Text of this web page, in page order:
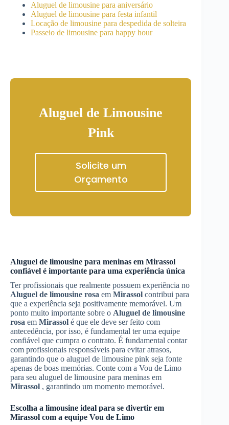
Aluguel de limousine para aniversário
Aluguel de limousine para festa infantil
Locação de limousine para despedida de solteira
Passeio de limousine para happy hour
Aluguel de Limousine
Pink
Solicite um
Orçamento
Aluguel de limousine para meninas em Mirassol
confiável é importante para uma experiência única
Ter profissionais que realmente possuem experiência no
Aluguel de limousine rosa em Mirassol contribui para
que a experiência seja positivamente memorável. Um
ponto muito importante sobre o Aluguel de limousine
rosa em Mirassol é que ele deve ser feito com
antecedência, por isso, é fundamental ter uma equipe
confiável que cumpra o contrato. É fundamental contar
com profissionais responsáveis para evitar atrasos,
garantindo que o aluguel de limousine pink seja fonte
apenas de boas memórias. Conte com a Vou de Limo
para seu aluguel de limousine para meninas em
Mirassol , garantindo um momento memorável.
Escolha a limousine ideal para se divertir em
Mirassol com a equipe Vou de Limo